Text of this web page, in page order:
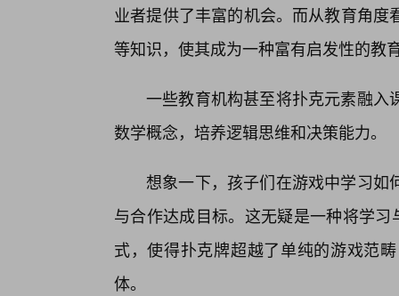
业者提供了丰富的机会。而从教育角
等知识，使其成为一种富有启发性的教
一些教育机构甚至将扑克元素融入
数学概念，培养逻辑思维和决策能力。
想象一下，孩子们在游戏中学习如
与合作达成目标。这无疑是一种将学
式，使得扑克牌超越了单纯的游戏范
体。